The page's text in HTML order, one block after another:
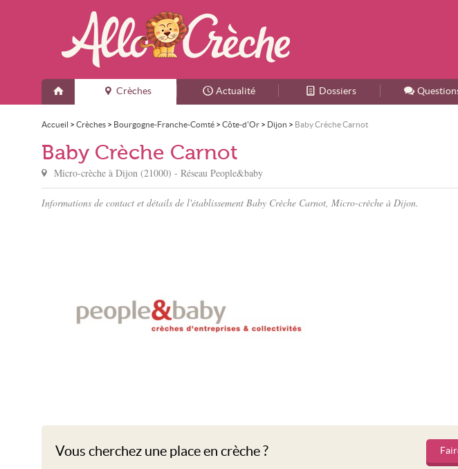
Accueil
Crèches Actualité Dossiers
Accueil > Crèches > Bourgogne-Franche-Comté > Côte-d'Or > Dijon > Baby Crèche Carnot
Baby Crèche Carnot
Micro-crèche à Dijon (21000) - Réseau People&baby
Informations de contact et détails de l'établissement Baby Crèche Carnot, Micro-crèche à Dijon.
Baby Crèche Carnot
Vous cherchez une place en crèche ?